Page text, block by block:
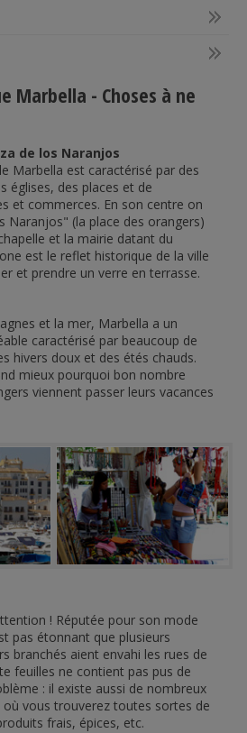
Marbella - Choses à ne
de los Naranjos
Marbella est caractérisé par des
églises, des places et de
et commerces. En son centre on
Naranjos" (la place des orangers)
et la mairie datant du
est le reflet historique de la ville
et prendre un verre en terrasse.
et la mer, Marbella a un
caractérisé par beaucoup de
hivers doux et des étés chauds.
mieux pourquoi bon nombre
viennent passer leurs vacances
! Réputée pour son mode
pas étonnant que plusieurs
branchés aient envahi les rues de
feuilles ne contient pas pus de
: il existe aussi de nombreux
vous trouverez toutes sortes de
frais, épices, etc.